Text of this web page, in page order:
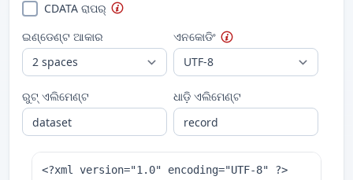
CDATA ରାପର୍
ଇଣ୍ଡେଣ୍ଟ ଆକାର
ଏନକୋଡିଂ
ରୁଟ୍ ଏଲିମେଣ୍ଟ ଧାଡ଼ି ଏଲିମେଣ୍ଟ